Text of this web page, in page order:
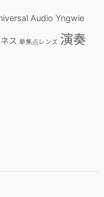
Audio Yngwie
ス 単焦点レンズ 演奏